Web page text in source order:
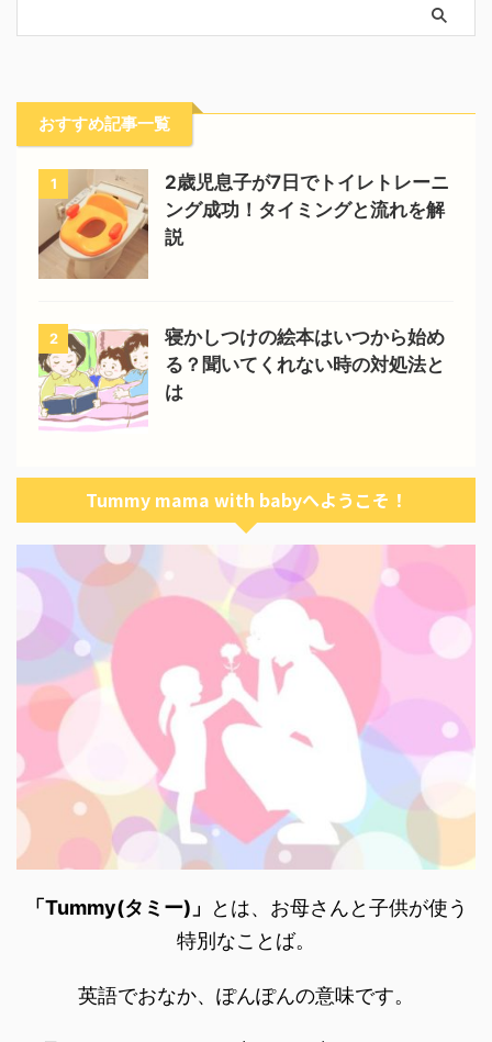
おすすめ記事一覧
1
2歳児息子が7日でトイレトレーニ
ング成功！タイミングと流れを解
説
2
寝かしつけの絵本はいつから始め
る？聞いてくれない時の対処法と
は
Tummy mama with babyへようこそ！
「Tummy(タミー)」
とは、お母さんと子供が使う
特別なことば。
英語でおなか、ぽんぽんの意味です。